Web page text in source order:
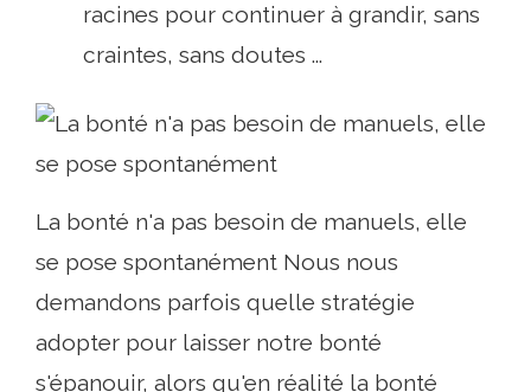
racines pour continuer à grandir, sans
craintes, sans doutes ...
La bonté n'a pas besoin de manuels, elle
se pose spontanément Nous nous
demandons parfois quelle stratégie
adopter pour laisser notre bonté
s'épanouir, alors qu'en réalité la bonté